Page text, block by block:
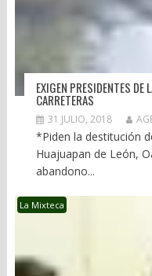
EXIGEN PRESIDENTES DE
CARRETERAS
31 JULIO, 2018
*Piden la destitución
Huajuapan de León,
abandono...
La Mixteca